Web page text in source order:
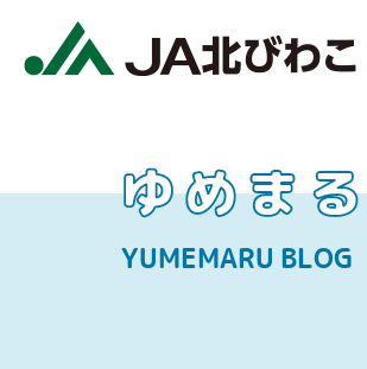
ゆめま
YUMEMARU BLOG